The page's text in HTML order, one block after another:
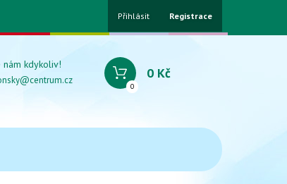
Přihlásit Registrace
nám kdykoliv!
0
0 Kč